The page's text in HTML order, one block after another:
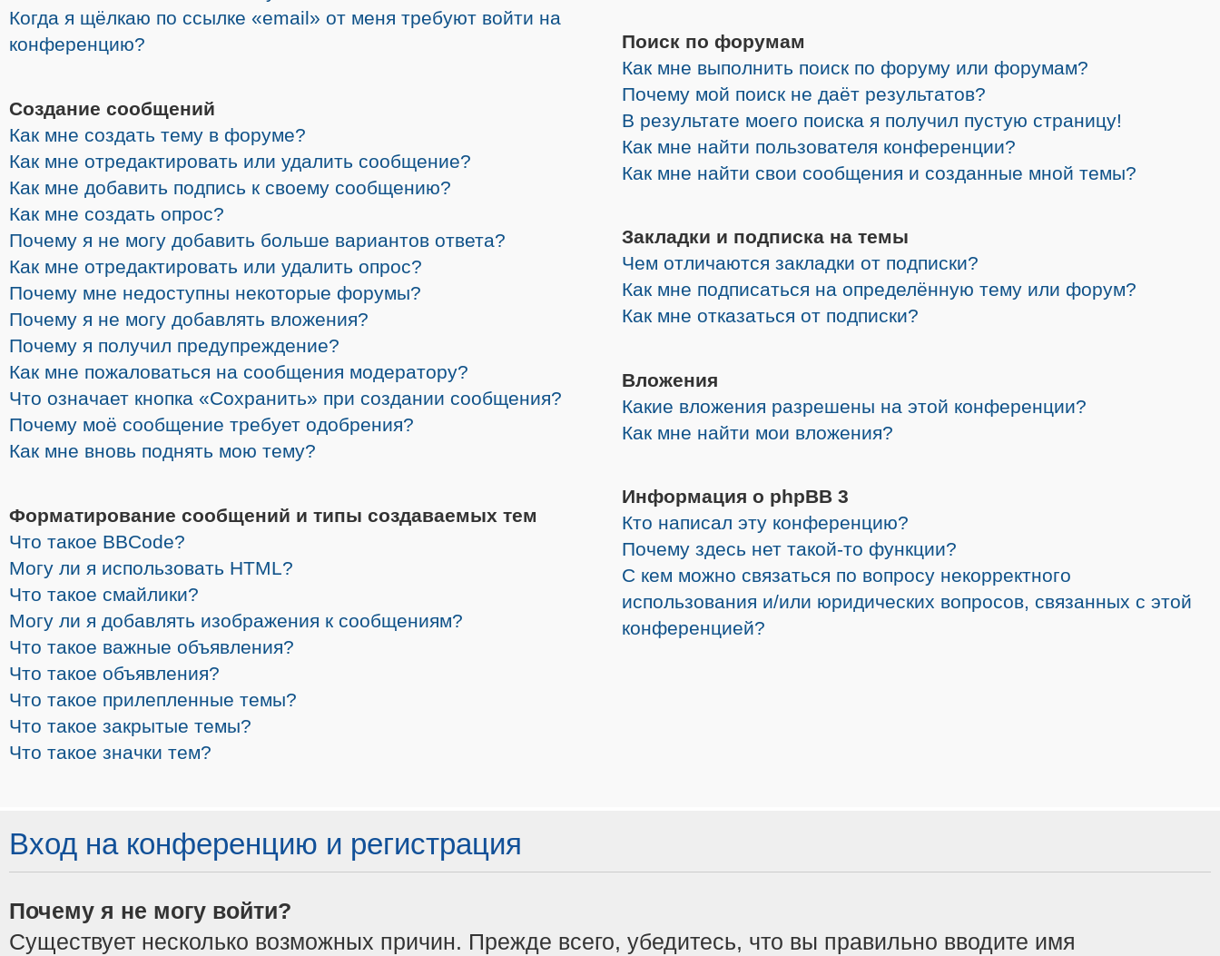
Когда я щёлкаю по ссылке «email» от меня требуют войти на
конференцию?
Создание сообщений
Как мне создать тему в форуме?
Как мне отредактировать или удалить сообщение?
Как мне добавить подпись к своему сообщению?
Как мне создать опрос?
Почему я не могу добавить больше вариантов ответа?
Как мне отредактировать или удалить опрос?
Почему мне недоступны некоторые форумы?
Почему я не могу добавлять вложения?
Почему я получил предупреждение?
Как мне пожаловаться на сообщения модератору?
Что означает кнопка «Сохранить» при создании сообщения?
Почему моё сообщение требует одобрения?
Как мне вновь поднять мою тему?
Форматирование сообщений и типы создаваемых тем
Что такое BBCode?
Могу ли я использовать HTML?
Что такое смайлики?
Могу ли я добавлять изображения к сообщениям?
Что такое важные объявления?
Что такое объявления?
Что такое прилепленные темы?
Что такое закрытые темы?
Что такое значки тем?
Поиск по форумам
Как мне выполнить поиск по форуму или форумам?
Почему мой поиск не даёт результатов?
В результате моего поиска я получил пустую страницу!
Как мне найти пользователя конференции?
Как мне найти свои сообщения и созданные мной темы?
Закладки и подписка на темы
Чем отличаются закладки от подписки?
Как мне подписаться на определённую тему или форум?
Как мне отказаться от подписки?
Вложения
Какие вложения разрешены на этой конференции?
Как мне найти мои вложения?
Информация о phpBB 3
Кто написал эту конференцию?
Почему здесь нет такой-то функции?
С кем можно связаться по вопросу некорректного
использования и/или юридических вопросов, связанных с этой
конференцией?
Вход на конференцию и регистрация
Почему я не могу войти?
Существует несколько возможных причин. Прежде всего, убедитесь, что вы правильно вводите имя